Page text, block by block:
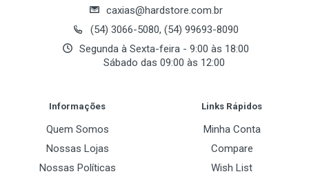
instantâneas, fluidez e ampla capacidade de
armazenamento. AGeForce RTX 3060 12 GB
entrega gráficos realistas com Ray Tracing e DLSS,
proporcionando alta taxa de quadros e estabilidade
otimizado e iluminação ARGB para o visual perfeito.
Especificações Técnicas:
Fonte de Alimentação
600W - 80 PLUS
LAN Ethernet
10/100/1000 Gigabit
caxias@hardstore.com.br
(54) 3066-5080, (54) 99693-8090
Segunda à Sexta-feira - 9:00 às 18:00
Sábado das 09:00 às 12:00
Informações
Quem Somos
Nossas Lojas
Nossas Políticas
Links Rápidos
Minha Conta
Compare
Wish List